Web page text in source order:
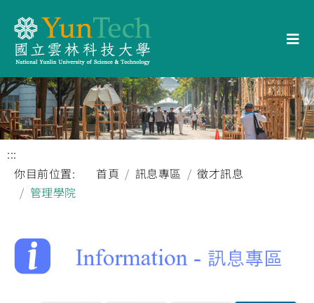
:::
你目前位置:
首頁 訊息專區
徵才訊息
管理學院